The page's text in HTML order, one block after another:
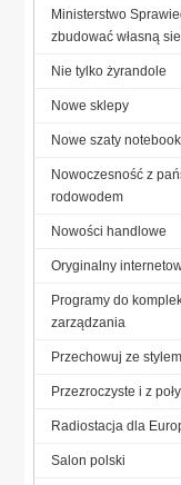
Ministerstwo
zbudować własną
Nie tylko żyrandole
Nowe sklepy
Nowe szaty
Nowoczesność z
rodowodem
Nowości handlowe
Oryginalny
Programy do
zarządzania
Przechowuj ze stylem
Przezroczyste i z
Radiostacja dla
Salon polski